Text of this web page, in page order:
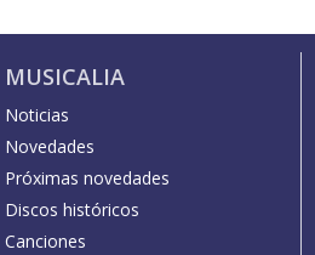
MUSICALIA
Noticias
Novedades
Próximas novedades
Discos históricos
Canciones